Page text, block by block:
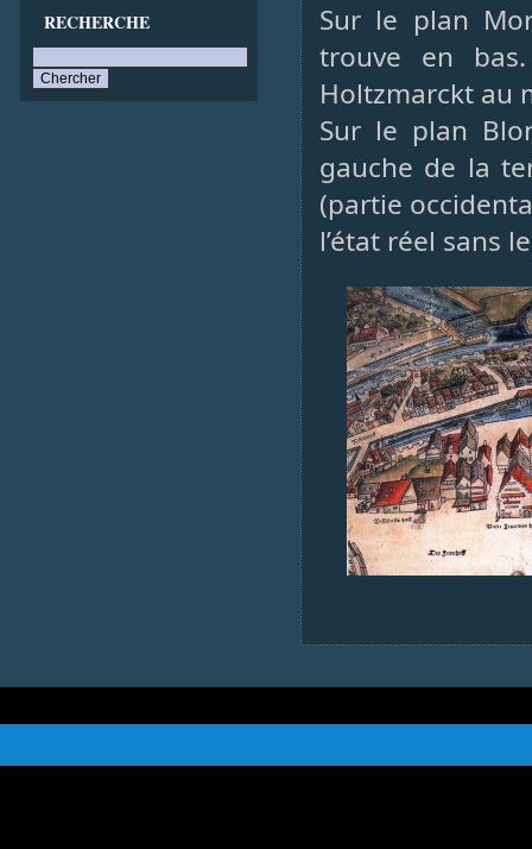
RECHERCHE
Sur le plan
trouve en
Holtzmarckt au
Sur le plan
gauche de la
(partie
l’état réel sans